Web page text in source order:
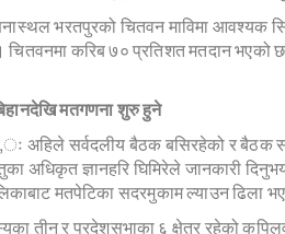
भरतपुरको चितवन माविमा आवश्यक
चितवनमा करिब ७० प्रतिशत मतदान भएको
मतगणना शुरु हुने
अहिले सर्वदलीय बैठक बसिरहेको र बैठक
अधिकृत ज्ञानहरि घिमिरेले जानकारी
मतपेटिका सदरमुकाम ल्याउन ढिला
तीन र प्रदेशसभाका ६ क्षेत्र रहेको